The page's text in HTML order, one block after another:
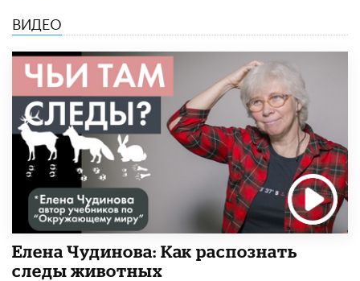
ВИДЕО
Елена Чудинова: Как распознать
следы животных